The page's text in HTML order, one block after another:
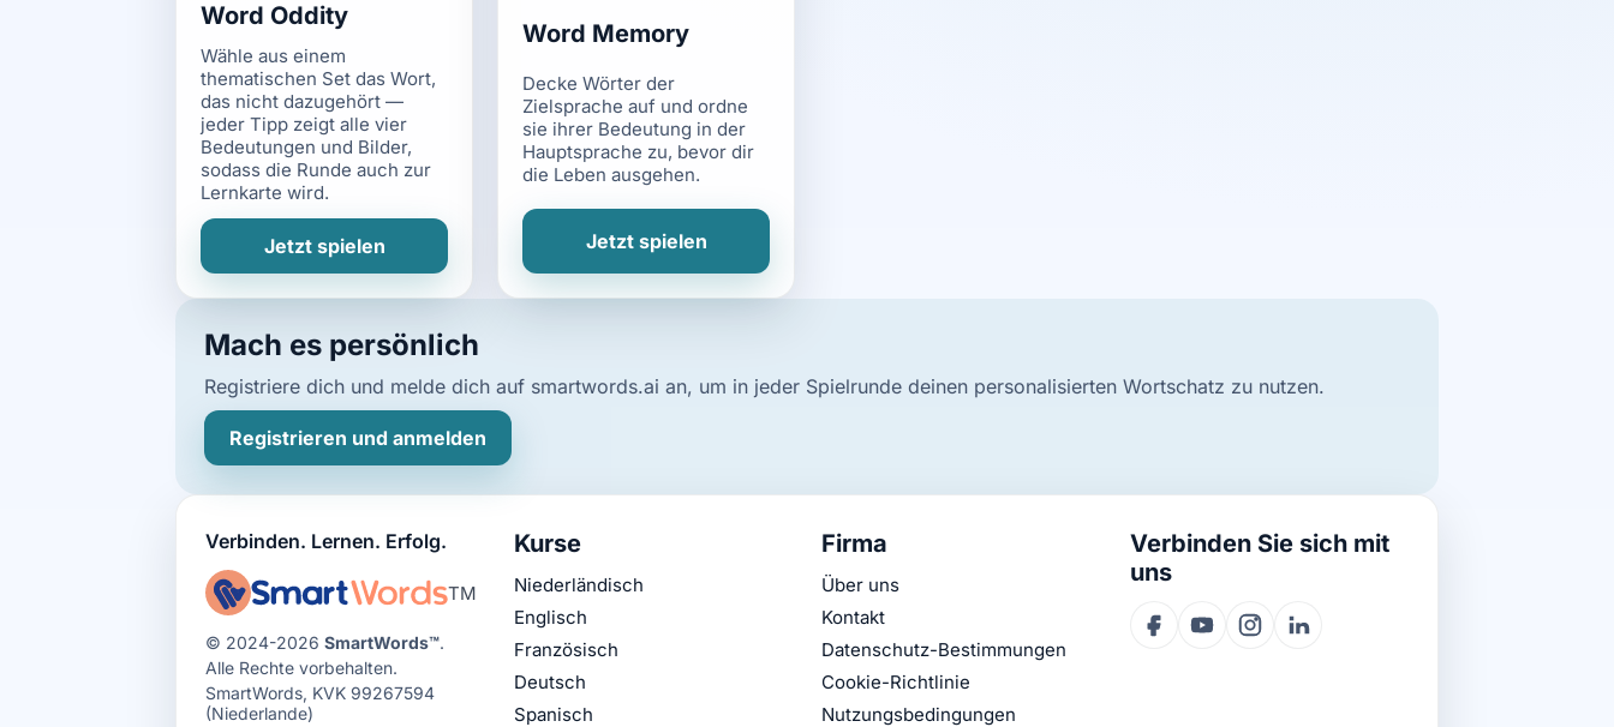
Word Oddity
Wähle aus einem
thematischen Set das Wort,
das nicht dazugehört —
jeder Tipp zeigt alle vier
Bedeutungen und Bilder,
sodass die Runde auch zur
Lernkarte wird.
Jetzt spielen
Word Memory
Decke Wörter der
Zielsprache auf und ordne
sie ihrer Bedeutung in der
Hauptsprache zu, bevor dir
die Leben ausgehen.
Jetzt spielen
Mach es persönlich
Registriere dich und melde dich auf smartwords.ai an, um in jeder Spielrunde deinen personalisierten Wortschatz zu nutzen.
Registrieren und anmelden
Verbinden. Lernen. Erfolg.
TM
© 2024-2026 SmartWords™.
Alle Rechte vorbehalten.
SmartWords, KVK 99267594
(Niederlande)
Kurse
Niederländisch
Englisch
Französisch
Deutsch
Spanisch
Firma
Über uns
Kontakt
Datenschutz-Bestimmungen
Cookie-Richtlinie
Nutzungsbedingungen
Verbinden Sie sich mit
uns